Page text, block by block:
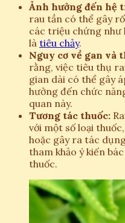
Ảnh hưởng đến hệ
rau tần có thể gây
các triệu chứng như
là tiêu chảy.
Nguy cơ về gan và
rằng, việc tiêu thụ
gian dài có thể gây
hưởng đến chức
quan này.
Tương tác thuốc:
với một số loại
hoặc gây ra tác
tham khảo ý kiến
thuốc.